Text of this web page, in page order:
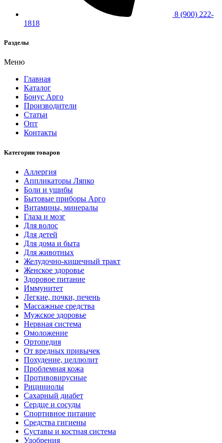
8 (900) 222-
1818
Разделы
Меню
Главная
Каталог
Бонус Арго
Производители
Статьи
Опт
Контакты
Категории товаров
Аллергия
Аппликаторы Ляпко
Боли и ушибы
Бытовые приборы Арго
Витамины, минералы
Глаза и мозг
Для волос
Для детей
Для дома и быта
Для животных
Желудочно-кишечный тракт
Женское здоровье
Здоровое питание
Иммунитет
Легкие, почки, печень
Массажные средства
Мужское здоровье
Нервная система
Омоложение
Ортопедия
От вредных привычек
Похудение, целлюлит
Проблемная кожа
Противовирусные
Рициниолы
Сахарный диабет
Сердце и сосуды
Спортивное питание
Средства гигиены
Суставы и костная система
Удобрения